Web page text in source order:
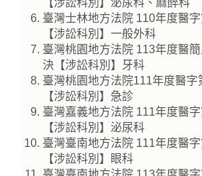
【涉訟科別】泌尿科、麻醉科
臺灣士林地方法院 110年度醫
【涉訟科別】一般外科
臺灣桃園地方法院 113年度醫
決【涉訟科別】牙科
臺灣桃園地方法院111年度醫字
【涉訟科別】急診
臺灣嘉義地方法院 111年度醫
【涉訟科別】泌尿科
臺灣臺南地方法院 111年度醫
【涉訟科別】眼科